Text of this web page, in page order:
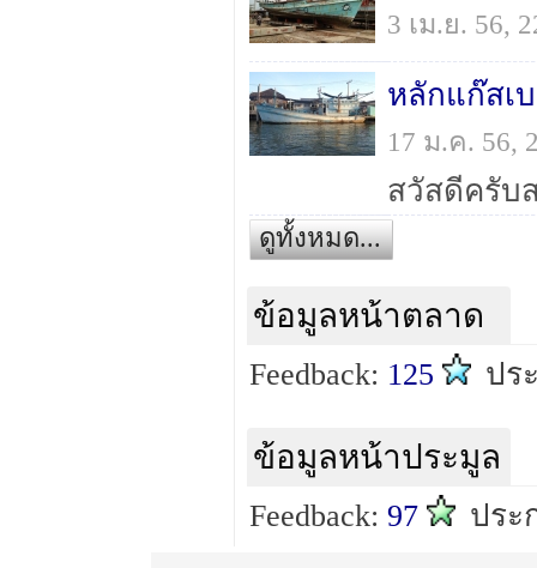
3 เม.ย. 56,
หลักแก๊สเ
17 ม.ค. 56,
ดูทั้งหมด...
ข้อมูลหน้าตลาด
Feedback: 125 ปร
ข้อมูลหน้าประมูล
Feedback: 97 ประ